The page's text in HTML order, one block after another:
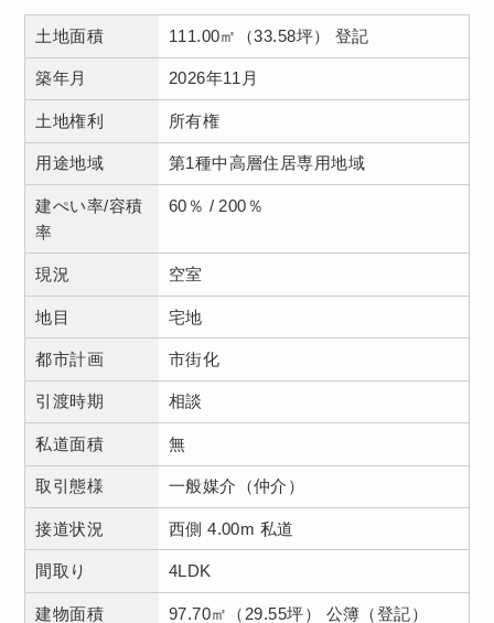
土地面積 111.00㎡（33.58坪） 登記
築年月 2026年11月
土地権利 所有権
用途地域 第1種中高層住居専用地域
建ぺい率/容積
率
60％ / 200％
現況 空室
地目 宅地
都市計画 市街化
引渡時期 相談
私道面積 無
取引態様 一般媒介（仲介）
接道状況 西側 4.00m 私道
間取り 4LDK
建物面積 97.70㎡（29.55坪） 公簿（登記）